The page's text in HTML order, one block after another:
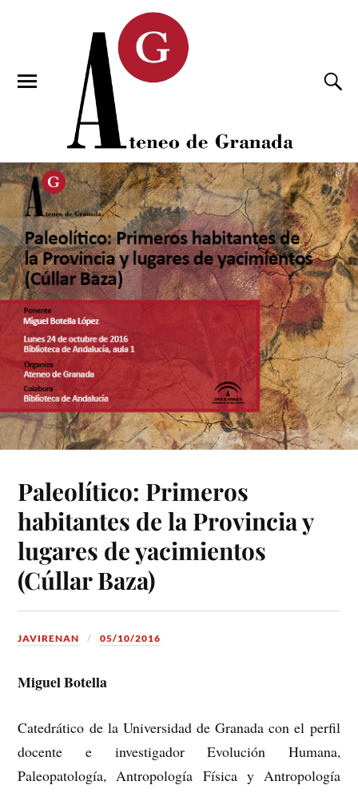
Paleolítico: Primeros
habitantes de la Provincia y
lugares de yacimientos
(Cúllar Baza)
JAVIRENAN 05/10/2016
Miguel Botella
Catedrático de la Universidad de Granada con el perfil
docente e investigador Evolución Humana,
Paleopatología, Antropología Física y Antropología